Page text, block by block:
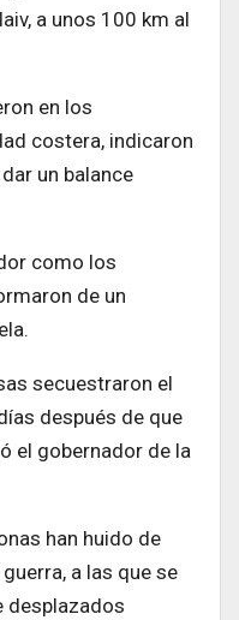
a unos 100 km al
en los
costera, indicaron
un balance
como los
de un
secuestraron el
después de que
el gobernador de la
han huido de
a las que se
desplazados